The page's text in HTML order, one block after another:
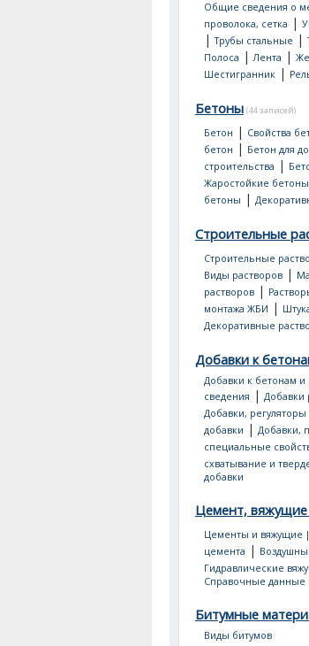
Общие сведения о
проволока, сетка |
|Трубы стальные |
Полоса |Лента |
Шестигранник|
Бетоны (44 записей)
Бетон | Свойства
бетон | Бетон для
строительства |
Жаростойкие бетоны
бетоны |
Строительные
Строительные
Виды растворов|
растворов|
монтажа ЖБИ |
Декоративные
Добавки к
Добавки к бетонам
сведения | Добавки
Добавки, регуляторы
добавки | Добавки,
специальные
схватывание и
добавки
Цемент,
Цементы и вяжущие
цемента |
Гидравлические
Справочные данные
Битумные
Виды битумов